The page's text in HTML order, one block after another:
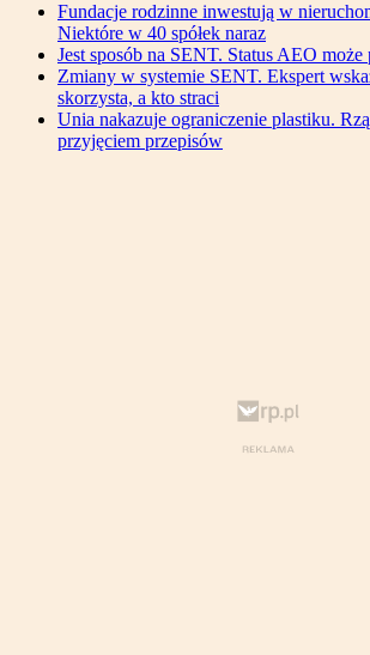
Fundacje rodzinne inwestują w
Niektóre w 40 spółek naraz
Jest sposób na SENT. Status AEO
Zmiany w systemie SENT. Ekspert
skorzysta, a kto straci
Unia nakazuje ograniczenie plastiku.
przyjęciem przepisów